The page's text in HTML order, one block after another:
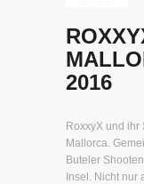
2016
RoxxyX und ihr
Mallorca.
Buteler
Insel. Nicht